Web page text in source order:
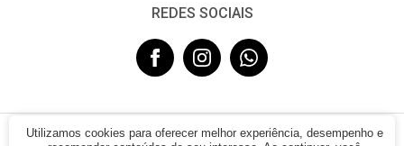
REDES SOCIAIS
Utilizamos cookies para oferecer melhor experiência, desempenho e